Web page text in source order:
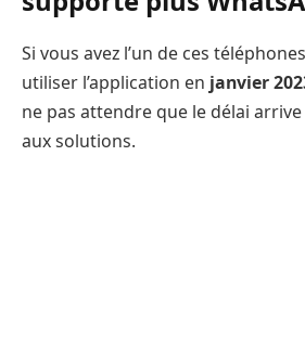
Si vous avez l’un de ces
utiliser l’application en janvier
ne pas attendre que le délai
aux solutions.